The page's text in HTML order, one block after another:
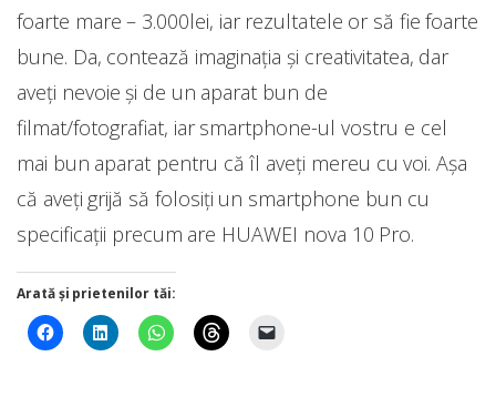
foarte mare – 3.000lei, iar rezultatele or să fie foarte
bune. Da, contează imaginația și creativitatea, dar
aveți nevoie și de un aparat bun de
filmat/fotografiat, iar smartphone-ul vostru e cel
mai bun aparat pentru că îl aveți mereu cu voi. Așa
că aveți grijă să folosiți un smartphone bun cu
specificații precum are HUAWEI nova 10 Pro.
Arată și prietenilor tăi: